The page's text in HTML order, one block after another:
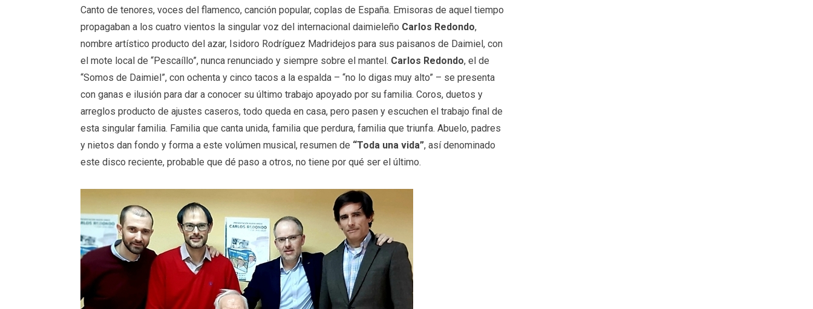
Canto de tenores, voces del flamenco, canción popular, coplas de España. Emisoras de aquel tiempo
propagaban a los cuatro vientos la singular voz del internacional daimieleño Carlos Redondo,
nombre artístico producto del azar, Isidoro Rodríguez Madridejos para sus paisanos de Daimiel, con
el mote local de “Pescaíllo”, nunca renunciado y siempre sobre el mantel. Carlos Redondo, el de
“Somos de Daimiel”, con ochenta y cinco tacos a la espalda – “no lo digas muy alto” – se presenta
con ganas e ilusión para dar a conocer su último trabajo apoyado por su familia. Coros, duetos y
arreglos producto de ajustes caseros, todo queda en casa, pero pasen y escuchen el trabajo final de
esta singular familia. Familia que canta unida, familia que perdura, familia que triunfa. Abuelo, padres
y nietos dan fondo y forma a este volúmen musical, resumen de “Toda una vida”, así denominado
este disco reciente, probable que dé paso a otros, no tiene por qué ser el último.